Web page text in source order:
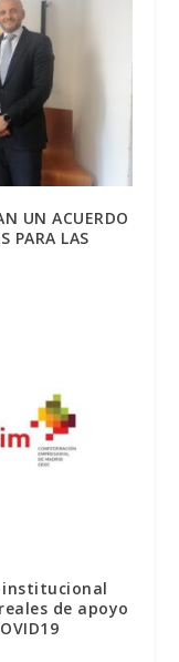
UN ACUERDO
PARA LAS
institucional
de apoyo